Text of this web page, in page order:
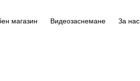
магазин Видеозаснемане За нас